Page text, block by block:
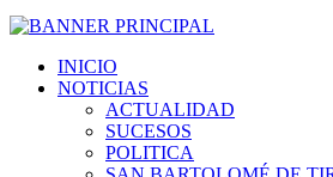
INICIO
NOTICIAS
ACTUALIDAD
SUCESOS
POLITICA